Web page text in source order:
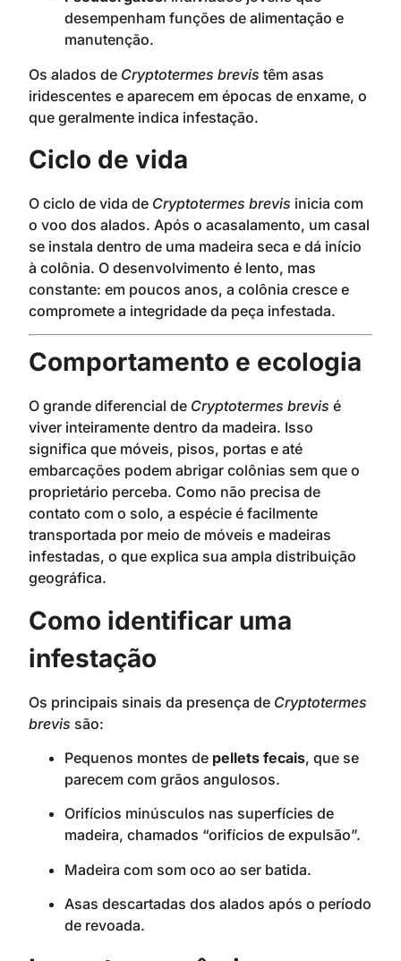
desempenham funções de alimentação e
manutenção.
Os alados de Cryptotermes brevis têm asas
iridescentes e aparecem em épocas de enxame, o
que geralmente indica infestação.
Ciclo de vida
O ciclo de vida de Cryptotermes brevis inicia com
o voo dos alados. Após o acasalamento, um casal
se instala dentro de uma madeira seca e dá início
à colônia. O desenvolvimento é lento, mas
constante: em poucos anos, a colônia cresce e
compromete a integridade da peça infestada.
Comportamento e ecologia
O grande diferencial de Cryptotermes brevis é
viver inteiramente dentro da madeira. Isso
significa que móveis, pisos, portas e até
embarcações podem abrigar colônias sem que o
proprietário perceba. Como não precisa de
contato com o solo, a espécie é facilmente
transportada por meio de móveis e madeiras
infestadas, o que explica sua ampla distribuição
geográfica.
Como identificar uma
infestação
Os principais sinais da presença de Cryptotermes
brevis são:
Pequenos montes de pellets fecais, que se
parecem com grãos angulosos.
Orifícios minúsculos nas superfícies de
madeira, chamados “orifícios de expulsão”.
Madeira com som oco ao ser batida.
Asas descartadas dos alados após o período
de revoada.